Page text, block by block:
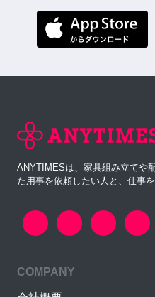
ANYTIMESは、家具組み立てや
た用事を依頼したい人と、仕事
COMPANY